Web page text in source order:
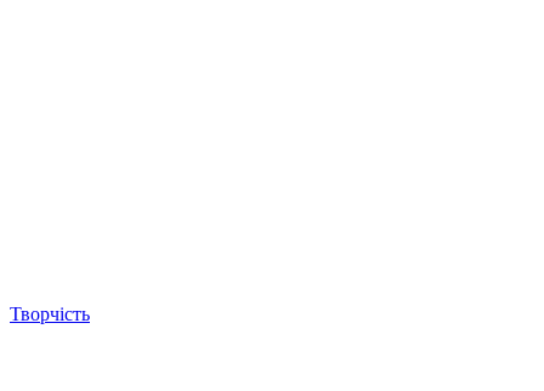
Творчість